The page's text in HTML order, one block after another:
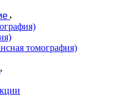
томография)